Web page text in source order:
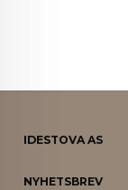
IDESTOVA AS
NYHETSBREV